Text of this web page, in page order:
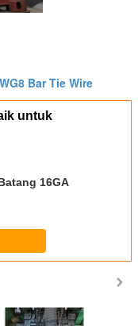
Bar Tie Wire
untuk
16GA